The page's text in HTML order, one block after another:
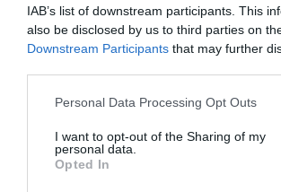
IAB’s list of downstream participants. This
also be disclosed by us to third parties on
Downstream Participants that may further
Personal Data Processing Opt Outs
I want to opt-out of the Sharing of my
personal data.
Opted In
răspuns Eduard.
”Am participat pentru prima data la
in momentul de fata am adunat
campion national si doua medalii de
„Campionatele Balcanice de sosea